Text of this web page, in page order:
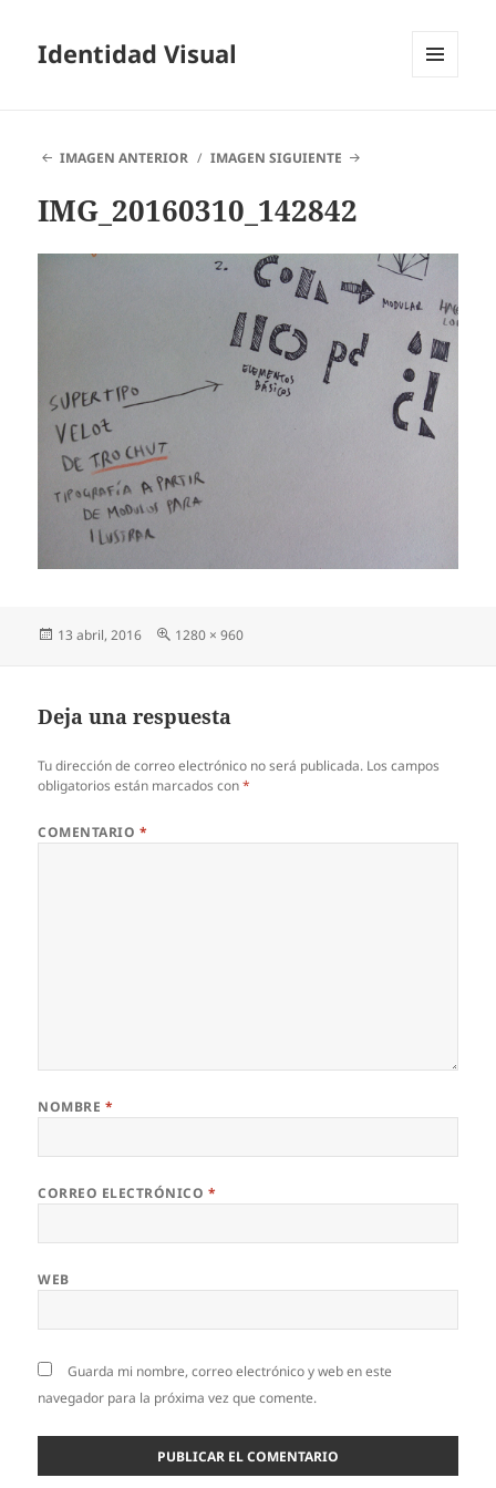
Identidad Visual
IMAGEN ANTERIOR
IMAGEN SIGUIENTE
IMG_20160310_142842
Publicado
13 abril, 2016
Tamaño
1280 × 960
Deja una respuesta
Tu dirección de correo electrónico no será publicada. Los campos
obligatorios están marcados con*
COMENTARIO *
NOMBRE *
CORREO ELECTRÓNICO *
WEB
Guarda mi nombre, correo electrónico y web en este
navegador para la próxima vez que comente.